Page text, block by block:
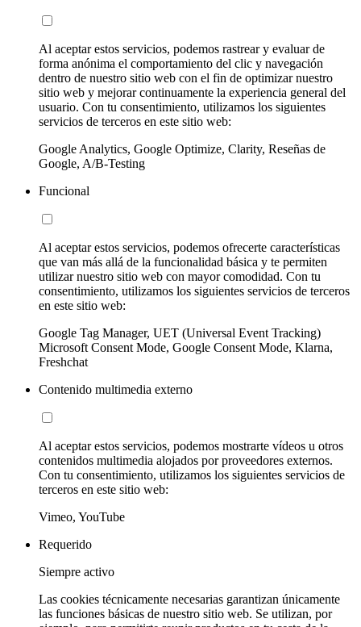
Al aceptar estos servicios, podemos rastrear y evaluar de
forma anónima el comportamiento del clic y navegación
dentro de nuestro sitio web con el fin de optimizar nuestro
sitio web y mejorar continuamente la experiencia general del
usuario. Con tu consentimiento, utilizamos los siguientes
servicios de terceros en este sitio web:
Google Analytics, Google Optimize, Clarity, Reseñas de
Google, A/B-Testing
Funcional
Al aceptar estos servicios, podemos ofrecerte características
que van más allá de la funcionalidad básica y te permiten
utilizar nuestro sitio web con mayor comodidad. Con tu
consentimiento, utilizamos los siguientes servicios de terceros
en este sitio web:
Google Tag Manager, UET (Universal Event Tracking)
Microsoft Consent Mode, Google Consent Mode, Klarna,
Freshchat
Contenido multimedia externo
Al aceptar estos servicios, podemos mostrarte vídeos u otros
contenidos multimedia alojados por proveedores externos.
Con tu consentimiento, utilizamos los siguientes servicios de
terceros en este sitio web:
Vimeo, YouTube
Requerido
Siempre activo
Las cookies técnicamente necesarias garantizan únicamente
las funciones básicas de nuestro sitio web. Se utilizan, por